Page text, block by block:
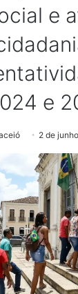
e
e
2 de